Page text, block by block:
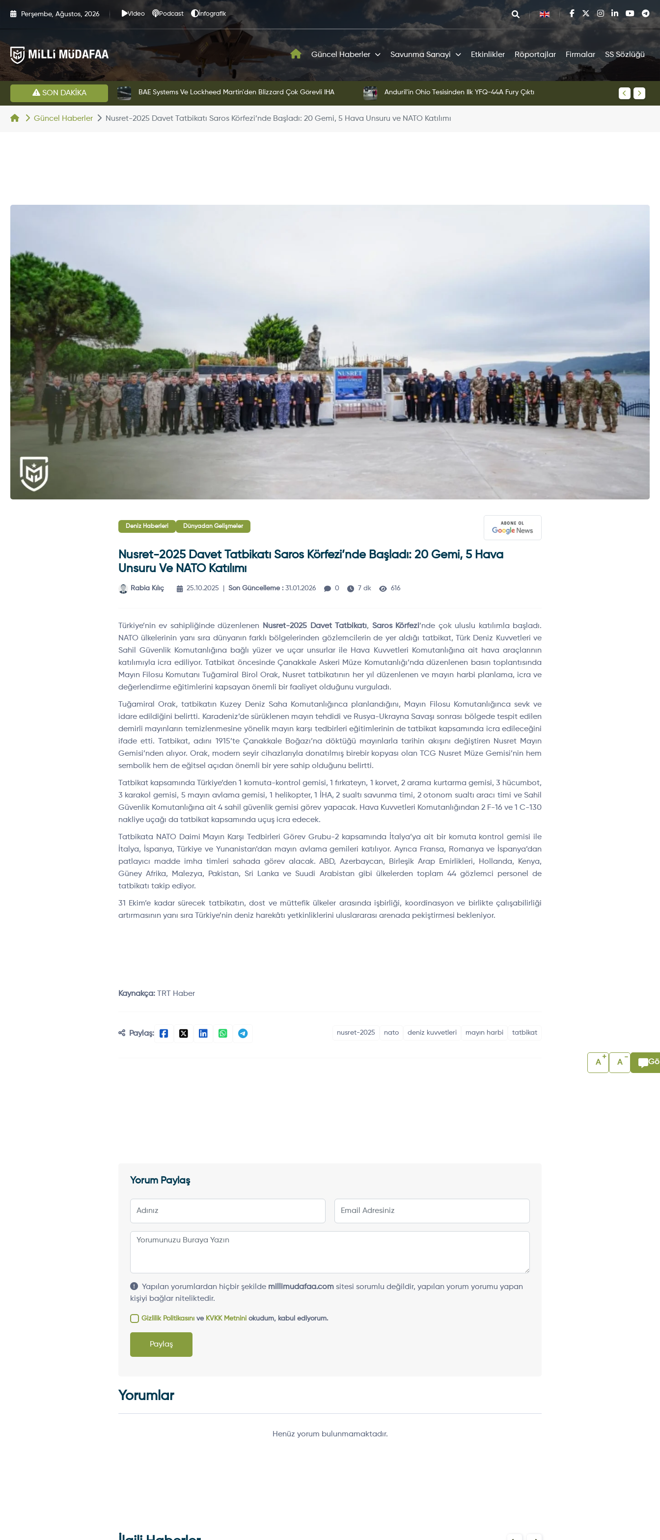
Perşembe, Ağustos, 2026 Video Podcast İnfografik
Güncel Haberler Savunma Sanayi Etkinlikler Röportajlar Firmalar SS Sözlüğü
SON DAKİKA
Başarıyla Tamamladı BAE Systems Ve Lockheed Martin'den Blizzard Çok Görevli İHA Anduril'in Ohio Tesisinden İlk YFQ-44A Fury Çıktı
Güncel Haberler Nusret-2025 Davet Tatbikatı Saros Körfezi’nde Başladı: 20 Gemi, 5 Hava Unsuru ve NATO Katılımı
Deniz Haberleri Dünyadan Gelişmeler
Nusret-2025 Davet Tatbikatı Saros Körfezi’nde Başladı: 20 Gemi, 5 Hava
Unsuru Ve NATO Katılımı
Rabia Kılıç 25.10.2025 Son Güncelleme : 31.01.2026 0 7 dk 616
T ürkiye’nin ev sahipliğinde düzenlenen Nusret-2025 Davet Tatbikatı, Saros Körfezi’nde çok uluslu katılımla başladı.
NATO ülkelerinin yanı sıra dünyanın farklı bölgelerinden gözlemcilerin de yer aldığı tatbikat, T ürk Deniz Kuvvetleri ve
Sahil Güvenlik Komutanlığına bağlı yüzer ve uçar unsurlar ile Hava Kuvvetleri Komutanlığına ait hava araçlarının
katılımıyla icra ediliyor. Tatbikat öncesinde Çanakkale Askeri Müze Komutanlığı’nda düzenlenen basın toplantısında
Mayın Filosu Komutanı Tuğamiral Birol Orak, Nusret tatbikatının her yıl düzenlenen ve mayın harbi planlama, icra ve
değerlendirme eğitimlerini kapsayan önemli bir faaliyet olduğunu vurguladı.
Tuğamiral Orak, tatbikatın Kuzey Deniz Saha Komutanlığınca planlandığını, Mayın Filosu Komutanlığınca sevk ve
idare edildiğini belirtti. Karadeniz’de sürüklenen mayın tehdidi ve Rusya-Ukrayna Savaşı sonrası bölgede tespit edilen
demirli mayınların temizlenmesine yönelik mayın karşı tedbirleri eğitimlerinin de tatbikat kapsamında icra edileceğini
ifade etti. Tatbikat, adını 1915’te Çanakkale Boğazı’na döktüğü mayınlarla tarihin akışını değiştiren Nusret Mayın
Gemisi’nden alıyor. Orak, modern seyir cihazlarıyla donatılmış birebir kopyası olan TCG Nusret Müze Gemisi’nin hem
sembolik hem de eğitsel açıdan önemli bir yere sahip olduğunu belirtti.
Tatbikat kapsamında T ürkiye’den 1 komuta-kontrol gemisi, 1fırkateyn, 1 korvet, 2 arama kurtarma gemisi, 3 hücumbot,
3 karakol gemisi, 5 mayın avlama gemisi, 1 helikopter, 1 İHA, 2 sualtı savunma timi, 2 otonom sualtı aracı timi ve Sahil
Güvenlik Komutanlığına ait 4 sahil güvenlik gemisi görev yapacak. Hava Kuvvetleri Komutanlığından 2 F-16 ve 1 C-130
nakliye uçağı da tatbikat kapsamında uçuş icra edecek.
Tatbikata NATO Daimi Mayın Karşı Tedbirleri Görev Grubu-2 kapsamında İtalya’ya ait bir komuta kontrol gemisi ile
İtalya, İspanya, T ürkiye ve Yunanistan’dan mayın avlama gemileri katılıyor. Ayrıca Fransa, Romanya ve İspanya’dan
patlayıcı madde imha timleri sahada görev alacak. ABD, Azerbaycan, Birleşik Arap Emirlikleri, Hollanda, Kenya,
Güney Afrika, Malezya, Pakistan, Sri Lanka ve Suudi Arabistan gibi ülkelerden toplam 44 gözlemci personel de
tatbikatı takip ediyor.
31 Ekim’e kadar sürecek tatbikatın, dost ve müttefik ülkeler arasında işbirliği, koordinasyon ve birlikteçalışabilirliği
artırmasının yanı sıra T ürkiye’nin deniz harekâtı yetkinliklerini uluslararası arenada pekiştirmesi bekleniyor.
Kaynakça: TRT Haber
Paylaş: nusret-2025 nato deniz kuvvetleri mayın harbi tatbikat
Yorum Paylaş
Yapılan yorumlardan hiçbir şekilde millimudafaa.comsitesi sorumlu değildir, yapılan yorum yorumu yapan
kişiyi bağlar niteliktedir.
Gizlilik Politikasınıve KVKK Metniniokudum, kabul ediyorum.
Paylaş
Yorumlar
Henüz yorum bulunmamaktadır.
A
+
A
-